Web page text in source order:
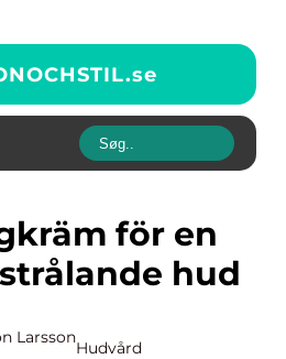
se
hud
Larsson
Hudvård